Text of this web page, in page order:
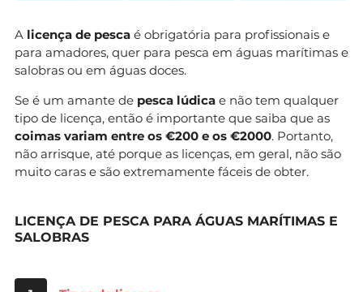
A licença de pesca é obrigatória para profissionais e
para amadores, quer para pesca em águas marítimas e
salobras ou em águas doces.
Se é um amante de pesca lúdica e não tem qualquer
tipo de licença, então é importante que saiba que as
coimas variam entre os €200 e os €2000. Portanto,
não arrisque, até porque as licenças, em geral, não são
muito caras e são extremamente fáceis de obter.
LICENÇA DE PESCA PARA ÁGUAS MARÍTIMAS E
SALOBRAS